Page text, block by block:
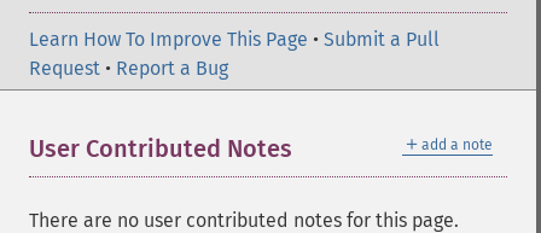
Learn How To Improve This Page • Submit a Pull
Request • Report a Bug
＋ add a note
User Contributed Notes
There are no user contributed notes for this page.